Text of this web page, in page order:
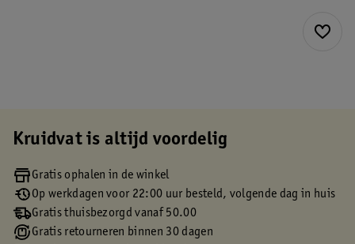
Kruidvat is altijd voordelig
Gratis ophalen in de winkel
Op werkdagen voor 22:00 uur besteld, volgende dag in huis
Gratis thuisbezorgd vanaf 50.00
Gratis retourneren binnen 30 dagen